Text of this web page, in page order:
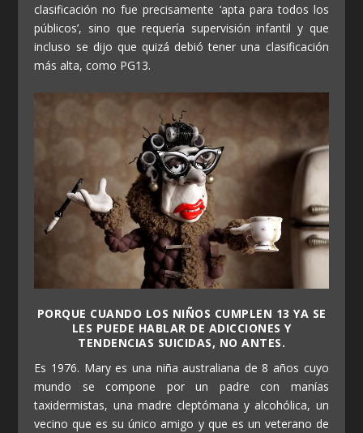
clasificación no fue precisamente ‘apta para todos los
públicos’, sino que requería supervisión infantil y que
incluso se dijo que quizá debió tener una clasificación
más alta, como PG13.
PORQUE CUANDO LOS NIÑOS CUMPLEN 13 YA SE
LES PUEDE HABLAR DE ADICCIONES Y
TENDENCIAS SUICIDAS, NO ANTES.
Es 1976. Mary es una niña australiana de 8 años cuyo
mundo se compone por un padre con manías
taxidermistas, una madre cleptómana y alcohólica, un
vecino que es su único amigo y que es un veterano de